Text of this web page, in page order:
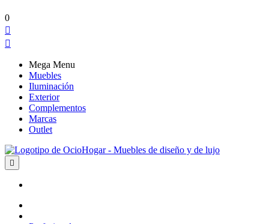
0


Mega Menu
Muebles
Iluminación
Exterior
Complementos
Marcas
Outlet
